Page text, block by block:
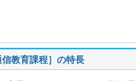
教育課程］の特長